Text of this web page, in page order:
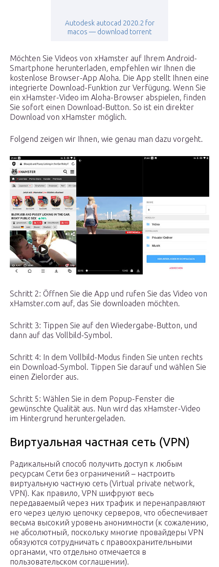
Autodesk autocad 2020.2 for
macos — download torrent
Möchten Sie Videos von xHamster auf Ihrem Android-
Smartphone herunterladen, empfehlen wir Ihnen die
kostenlose Browser-App Aloha. Die App stellt Ihnen eine
integrierte Download-Funktion zur Verfügung. Wenn Sie
ein xHamster-Video im Aloha-Browser abspielen, finden
Sie sofort einen Download-Button. So ist ein direkter
Download von xHamster möglich.
Folgend zeigen wir Ihnen, wie genau man dazu vorgeht.
Schritt 2: Öffnen Sie die App und rufen Sie das Video von
xHamster.com auf, das Sie downloaden möchten.
Schritt 3: Tippen Sie auf den Wiedergabe-Button, und
dann auf das Vollbild-Symbol.
Schritt 4: In dem Vollbild-Modus finden Sie unten rechts
ein Download-Symbol. Tippen Sie darauf und wählen Sie
einen Zielorder aus.
Schritt 5: Wählen Sie in dem Popup-Fenster die
gewünschte Qualität aus. Nun wird das xHamster-Video
im Hintergrund heruntergeladen.
Виртуальная частная сеть (VPN)
Радикальный способ получить доступ к любым
ресурсам Сети без ограничений – настроить
виртуальную частную сеть (Virtual private network,
VPN). Как правило, VPN шифруют весь
передаваемый через них трафик и перенаправляют
его через целую цепочку серверов, что обеспечивает
весьма высокий уровень анонимности (к сожалению,
не абсолютный, поскольку многие провайдеры VPN
обязуются сотрудничать с правоохранительными
органами, что отдельно отмечается в
пользовательском соглашении).